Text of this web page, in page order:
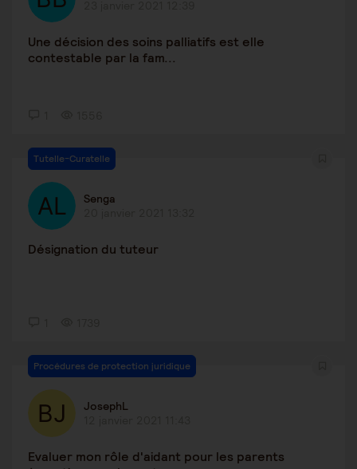
Une décision des soins palliatifs est elle
contestable par la fam...
Tutelle-Curatelle
Senga
Désignation du tuteur
Procédures de protection juridique
JosephL
Evaluer mon rôle d'aidant pour les parents